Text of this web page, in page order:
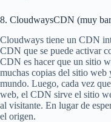
8. CloudwaysCDN (muy
Cloudways tiene un CDN
CDN que se puede activar
CDN es hacer que un sitio
muchas copias del sitio web
mundo. Luego, cada vez
web, el CDN sirve el sitio
al visitante. En lugar de
el origen.